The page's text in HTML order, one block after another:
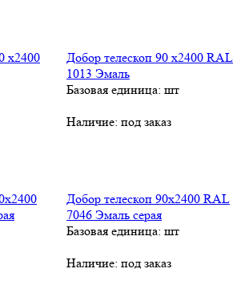
Добор телескоп 90 х2400 RAL
1013 Эмаль
Базовая единица: шт
Наличие: под заказ
Добор телескоп 90x2400 RAL
7046 Эмаль серая
Базовая единица: шт
Наличие: под заказ